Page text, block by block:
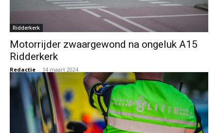
Ridderkerk
Motorrijder zwaargewond na ongeluk A15
Ridderkerk
Redactie - 14 maart 2024